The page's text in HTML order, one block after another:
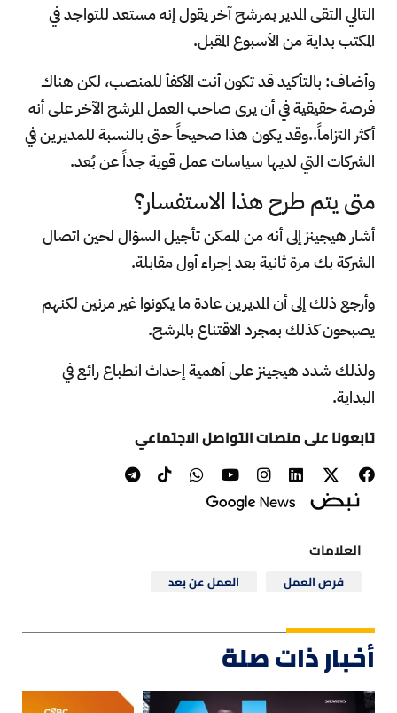
التالي التقى المدير بمرشح آخر يقول إنه مستعد للتواجد في
المكتب بداية من الأسبوع المقبل.
وأضاف: بالتأكيد قد تكون أنت الأكفأ للمنصب، لكن هناك
فرصة حقيقية في أن يرى صاحب العمل المرشح الآخر على أنه
أكثر التزاماً..وقد يكون هذا صحيحاً حتى بالنسبة للمديرين في
الشركات التي لديها سياسات عمل قوية جداً عن بُعد.
متى يتم طرح هذا الاستفسار؟
أشار هيجينز إلى أنه من الممكن تأجيل السؤال لحين اتصال
الشركة بك مرة ثانية بعد إجراء أول مقابلة.
وأرجع ذلك إلى أن المديرين عادة ما يكونوا غير مرنين لكنهم
يصبحون كذلك بمجرد الاقتناع بالمرشح.
ولذلك شدد هيجينز على أهمية إحداث انطباع رائع في
البداية.
تابعونا على منصات التواصل الاجتماعي
العلامات
فرص العمل العمل عن بعد
أخبار ذات صلة